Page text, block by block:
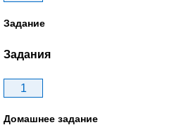
Задание
Задания
1
Домашнее задание